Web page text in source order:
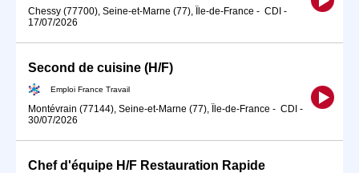
Chessy (77700), Seine-et-Marne (77), Île-de-France - CDI -
17/07/2026
Second de cuisine (H/F)
Emploi France Travail
Montévrain (77144), Seine-et-Marne (77), Île-de-France - CDI -
30/07/2026
Chef d'équipe H/F Restauration Rapide